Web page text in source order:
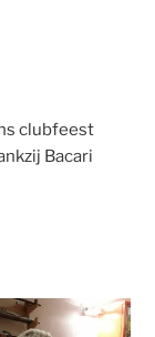
clubfeest
Bacari